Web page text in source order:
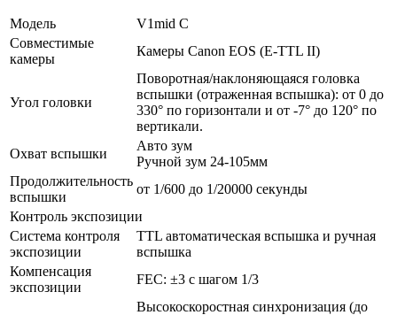
Модель
V1mid C
Совместимые
камеры
Камеры Canon EOS (E-TTL II)
Угол головки
Поворотная/наклоняющаяся головка
вспышки (отраженная вспышка): от 0 до
330° по горизонтали и от -7° до 120° по
вертикали.
Охват вспышки
Авто зум
Ручной зум 24-105мм
Продолжительность
вспышки
от 1/600 до 1/20000 секунды
Контроль экспозиции
Система контроля
экспозиции
TTL автоматическая вспышка и ручная
вспышка
Компенсация
экспозиции
FEC: ±3 с шагом 1/3
Высокоскоростная синхронизация (до